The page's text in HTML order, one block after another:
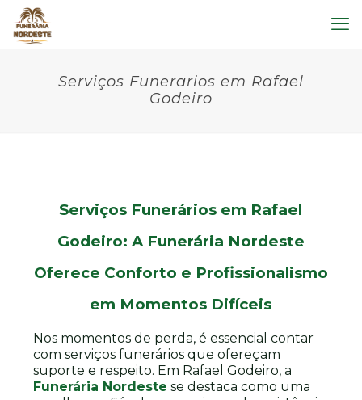
Serviços Funerarios em Rafael
Godeiro
Serviços Funerários em Rafael
Godeiro: A Funerária Nordeste
Oferece Conforto e Profissionalismo
em Momentos Difíceis
Nos momentos de perda, é essencial contar
com serviços funerários que ofereçam
suporte e respeito. Em Rafael Godeiro, a
Funerária Nordeste se destaca como uma